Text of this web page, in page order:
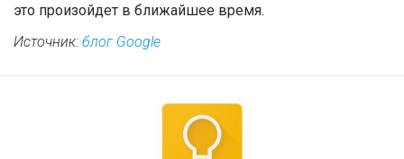
это произойдет в ближайшее время.
Источник: блог Google